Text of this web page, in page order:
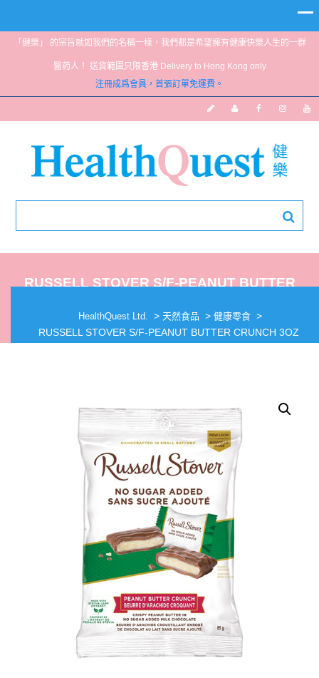
「健樂」 的宗旨就如我們的名稱一樣，我們都是希望擁有健康快樂人生的一群
醫葯人！ 送貨範圍只限香港 Delivery to Hong Kong only
注冊成爲會員，首張訂單免運費。
RUSSELL STOVER S/F-PEANUT BUTTER
HealthQuest Ltd. > 天然食品 > 健康零食 >
RUSSELL STOVER S/F-PEANUT BUTTER CRUNCH 3OZ